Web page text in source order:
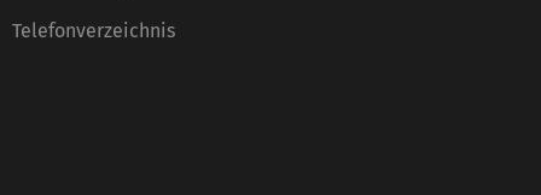
Telefonverzeichnis